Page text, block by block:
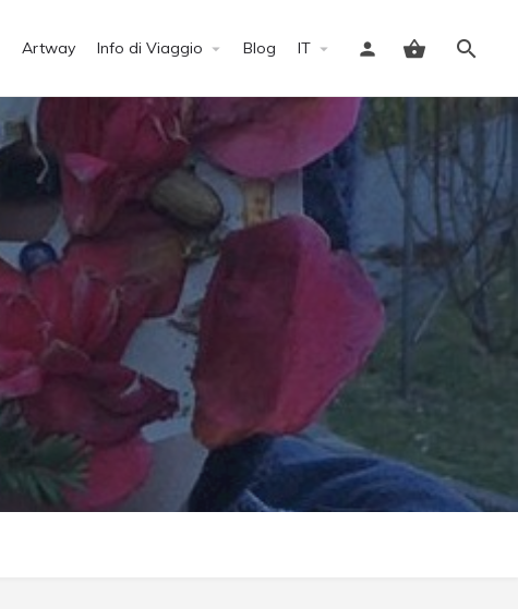
Artway Info di Viaggio Blog IT
Accedi